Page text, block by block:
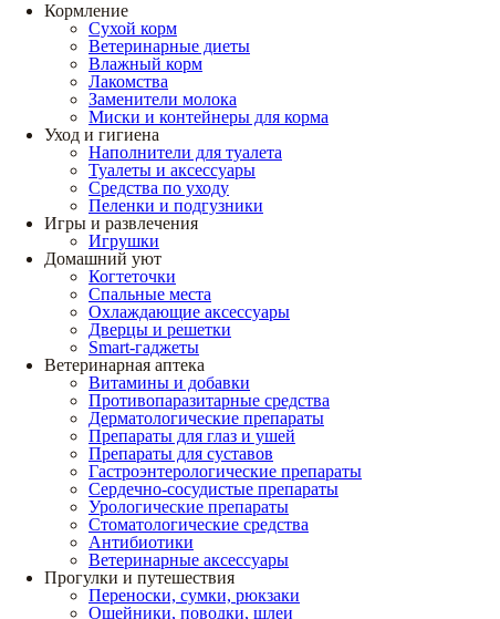
Кормление
Сухой корм
Ветеринарные диеты
Влажный корм
Лакомства
Заменители молока
Миски и контейнеры для корма
Уход и гигиена
Наполнители для туалета
Туалеты и аксессуары
Средства по уходу
Пеленки и подгузники
Игры и развлечения
Игрушки
Домашний уют
Когтеточки
Спальные места
Охлаждающие аксессуары
Дверцы и решетки
Smart-гаджеты
Ветеринарная аптека
Витамины и добавки
Противопаразитарные средства
Дерматологические препараты
Препараты для глаз и ушей
Препараты для суставов
Гастроэнтерологические препараты
Сердечно-сосудистые препараты
Урологические препараты
Стоматологические средства
Антибиотики
Ветеринарные аксессуары
Прогулки и путешествия
Переноски, сумки, рюкзаки
Ошейники, поводки, шлеи